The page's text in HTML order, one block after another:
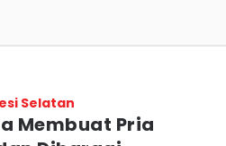
Selatan
Membuat Pria